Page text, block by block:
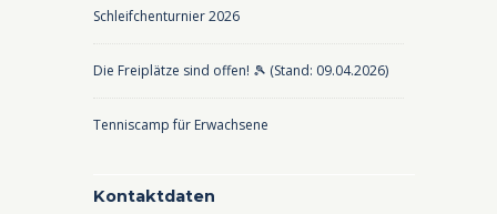
Schleifchenturnier 2026
Die Freiplätze sind offen! 🎾 (Stand: 09.04.2026)
Tenniscamp für Erwachsene
Kontaktdaten